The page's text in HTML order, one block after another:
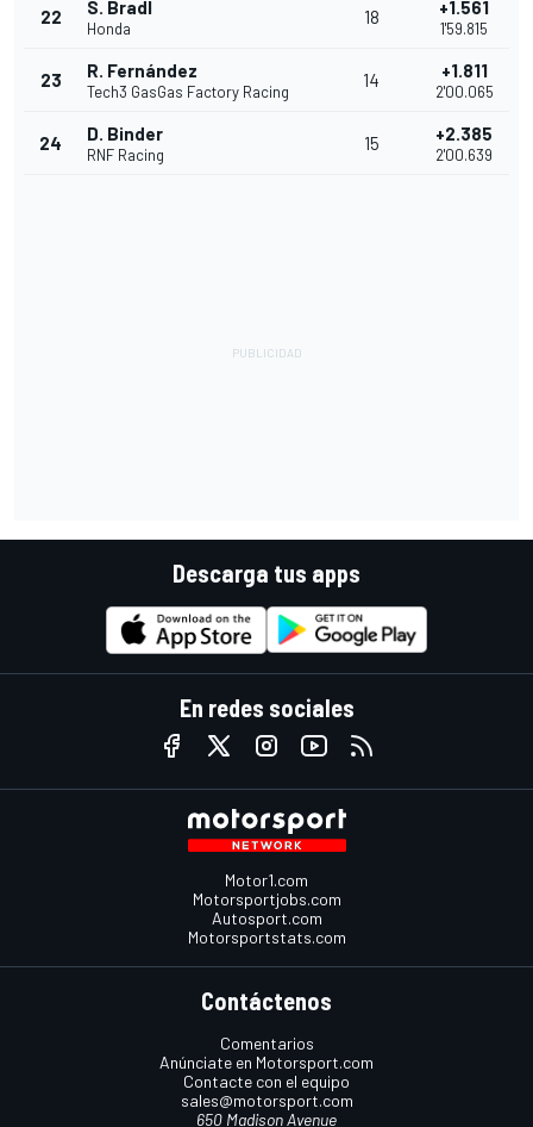
22 S. Bradl
Honda
18 +1.561
1'59.815
23 R. Fernández
Tech3 GasGas Factory Racing
14 +1.811
2'00.065
24 D. Binder
RNF Racing
15 +2.385
2'00.639
Descarga tus apps
En redes sociales
Motor1.com
Motorsportjobs.com
Autosport.com
Motorsportstats.com
Contáctenos
Comentarios
Anúnciate en Motorsport.com
Contacte con el equipo
sales@motorsport.com
650 Madison Avenue